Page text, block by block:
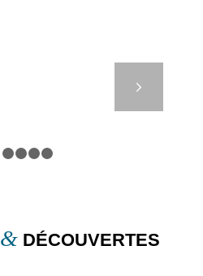
&DÉCOUVERTES